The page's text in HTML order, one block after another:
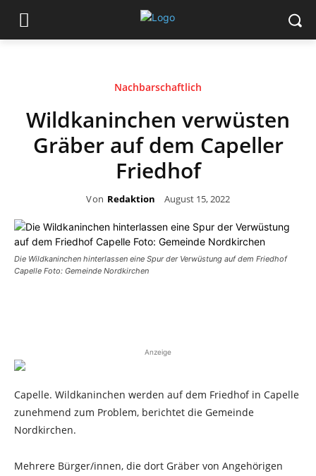
Nachbarschaftlich
Wildkaninchen verwüsten
Gräber auf dem Capeller
Friedhof
Von Redaktion August 15, 2022
Die Wildkaninchen hinterlassen eine Spur der Verwüstung auf dem Friedhof
Capelle Foto: Gemeinde Nordkirchen
Anzeige
Capelle. Wildkaninchen werden auf dem Friedhof in Capelle
zunehmend zum Problem, berichtet die Gemeinde
Nordkirchen.
Mehrere Bürger/innen, die dort Gräber von Angehörigen